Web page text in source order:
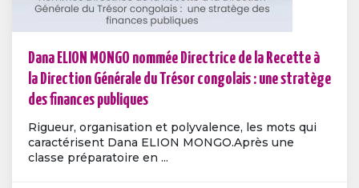
Dana ELION MONGO nommée Directrice de la Recette à
la Direction Générale du Trésor congolais : une stratège
des finances publiques
Rigueur, organisation et polyvalence, les mots qui
caractérisent Dana ELION MONGO.Après une
classe préparatoire en ...